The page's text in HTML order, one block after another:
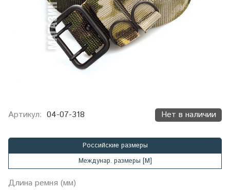
Артикул: 04-07-318 Нет в наличии
Российские размеры
Междунар. размеры [М]
Длина ремня (мм)